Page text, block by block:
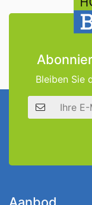
Bleiben Sie
E-Mail Adresse
Aanbod